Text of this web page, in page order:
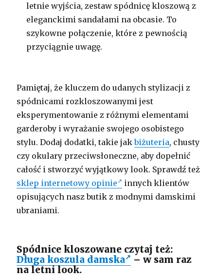
letnie wyjścia, zestaw spódnicę kloszową z
eleganckimi sandałami na obcasie. To
szykowne połączenie, które z pewnością
przyciągnie uwagę.
Pamiętaj, że kluczem do udanych stylizacji z
spódnicami rozkloszowanymi jest
eksperymentowanie z różnymi elementami
garderoby i wyrażanie swojego osobistego
stylu. Dodaj dodatki, takie jakbiżuteria, chusty
czy okulary przeciwsłoneczne, aby dopełnić
całość i stworzyć wyjątkowy look. Sprawdź też
sklep internetowy opinie
innych klientów
opisujących nasz butik z modnymi damskimi
ubraniami.
Spódnice kloszowane czytaj też:
Długa koszula damska
– w sam raz
na letni look.